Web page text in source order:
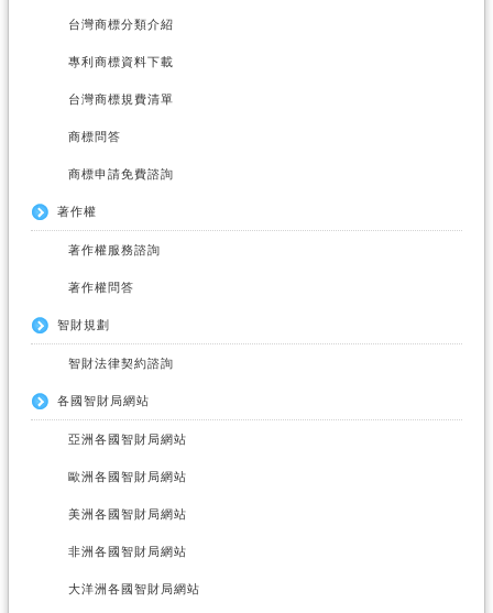
台灣商標分類介紹
專利商標資料下載
台灣商標規費清單
商標問答
商標申請免費諮詢
著作權
著作權服務諮詢
著作權問答
智財規劃
智財法律契約諮詢
各國智財局網站
亞洲各國智財局網站
歐洲各國智財局網站
美洲各國智財局網站
非洲各國智財局網站
大洋洲各國智財局網站